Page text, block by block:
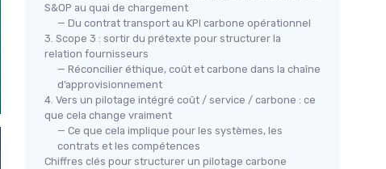
S&OP au quai de chargement
— Du contrat transport au KPI carbone opérationnel
3. Scope 3 : sortir du prétexte pour structurer la
relation fournisseurs
— Réconcilier éthique, coût et carbone dans la chaîne
d’approvisionnement
4. Vers un pilotage intégré coût / service / carbone : ce
que cela change vraiment
— Ce que cela implique pour les systèmes, les
contrats et les compétences
Chiffres clés pour structurer un pilotage carbone